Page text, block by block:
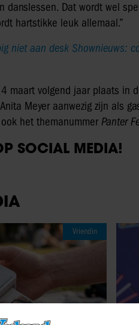
danslessen. Dat wordt wel
hartstikke leuk allemaal.”
niet aan desk Shownieuws:
maart volgend jaar plaats in
Meyer aanwezig zijn als
het themanummer Panter
SOCIAL MEDIA!
Vriendin